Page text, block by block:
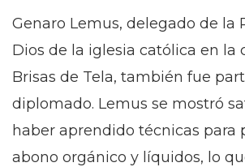
Genaro Lemus, delegado de la
Dios de la iglesia católica en la
Brisas de Tela, también fue
diplomado. Lemus se mostró
haber aprendido técnicas para
abono orgánico y líquidos, lo